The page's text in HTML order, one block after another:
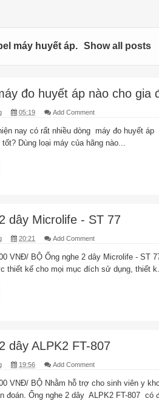
máy huyết áp. Show all posts
đo huyết áp nào cho gia
05:19 Add Comment
nay có rất nhiều dòng máy đo huyết áp
Dùng loại máy của hãng nào...
dây Microlife - ST 77
20:21 Add Comment
VNĐ/ BỘ Ống nghe 2 dây Microlife - ST
thiết kế cho mọi mục đích sử dụng, thiết
dây ALPK2 FT-807
19:56 Add Comment
VNĐ/ BỘ Nhằm hỗ trợ cho sinh viên y
đoán. Ống nghe 2 dây ALPK2 FT-807 có